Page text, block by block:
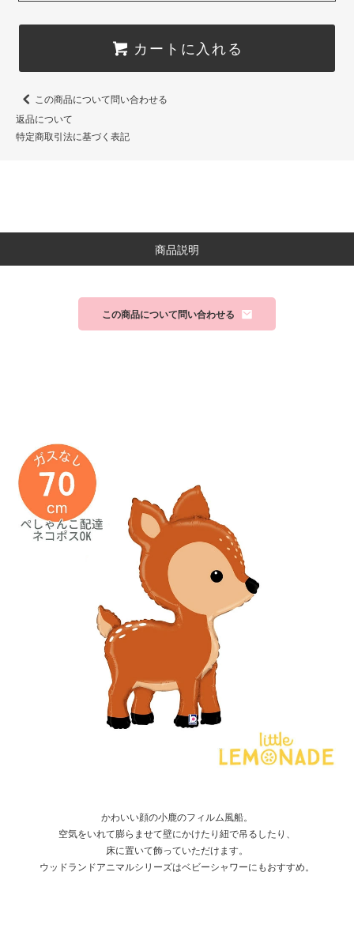
カートに入れる
この商品について問い合わせる
返品について
特定商取引法に基づく表記
商品説明
この商品について問い合わせる
かわいい顔の小鹿のフィルム風船。
空気をいれて膨らませて壁にかけたり紐で吊るしたり、
床に置いて飾っていただけます。
ウッドランドアニマルシリーズはベビーシャワーにもおすすめ。